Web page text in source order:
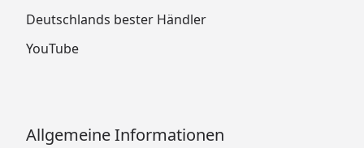
Deutschlands bester Händler
YouTube
Allgemeine Informationen